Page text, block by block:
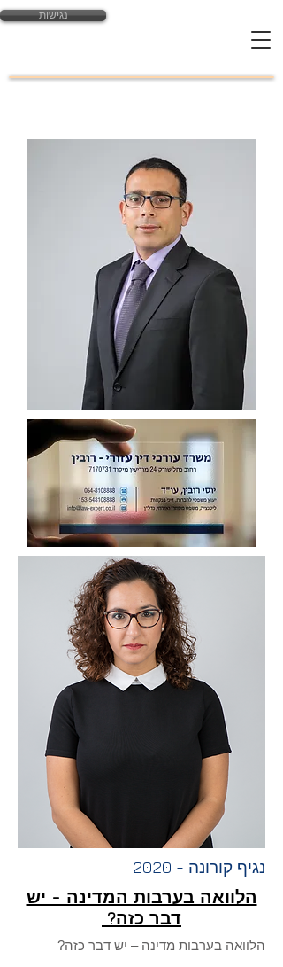
yossi@law-expert.co.il
נגישות
נגיף קורונה - 2020
הלוואה בערבות המדינה - יש
דבר כזה?
הלוואה בערבות מדינה – יש דבר כזה?